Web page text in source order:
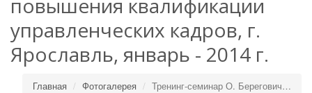
повышения квалификации
управленческих кадров, г.
Ярославль, январь - 2014 г.
Главная Фотогалерея Тренинг-семинар О. Берегович…